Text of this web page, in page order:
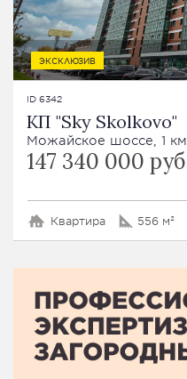
ЭКСКЛЮЗИВ
ID 6342
КП "Sky Skolkovo"
Можайское шоссе, 1 км
147 340 000 руб
Квартира 556 м²